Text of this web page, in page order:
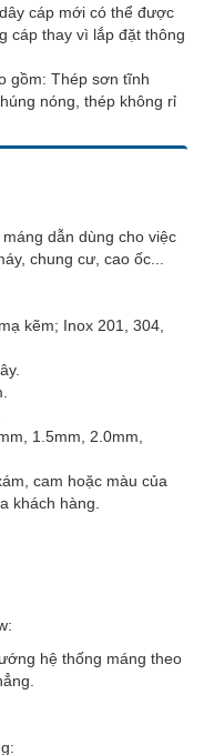
cáp mới có thể được
cáp thay vì lắp đặt thông
gồm: Thép sơn tĩnh
nóng, thép không rỉ
dẫn dùng cho việc
chung cư, cao ốc...
kẽm; Inox 201, 304,
1.5mm, 2.0mm,
cam hoặc màu của
khách hàng.
hệ thống máng theo